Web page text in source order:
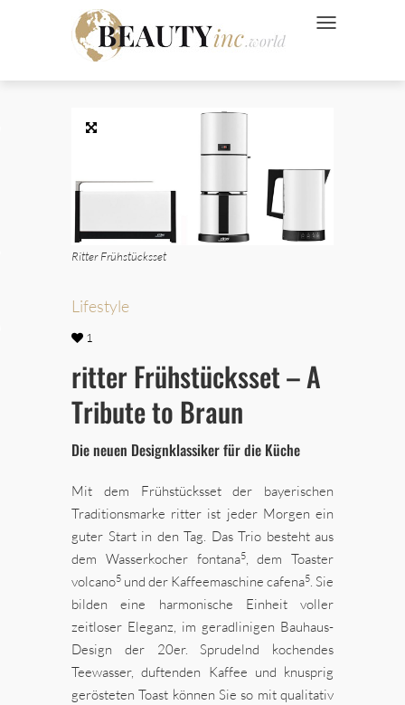
NAVIGATION
Ritter Frühstücksset
Lifestyle
1
ritter Frühstücksset – A
Tribute to Braun
Die neuen Designklassiker für die Küche
Mit dem Frühstücksset der bayerischen
Traditionsmarke ritter ist jeder Morgen ein
guter Start in den Tag. Das Trio besteht aus
dem Wasserkocher fontana5, dem Toaster
volcano5 und der Kaffeemaschine cafena5. Sie
bilden eine harmonische Einheit voller
zeitloser Eleganz, im geradlinigen Bauhaus-
Design der 20er. Sprudelnd kochendes
Teewasser, duftenden Kaffee und knusprig
gerösteten Toast können Sie so mit qualitativ